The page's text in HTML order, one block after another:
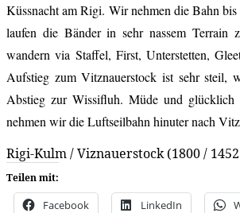
Küssnacht am Rigi. Wir nehmen die Bahn
laufen die Bänder in sehr nassem
wandern via Staffel, First, Unterstetten,
Aufstieg zum Vitznauerstock ist sehr steil,
Abstieg zur Wissifluh. Müde und glücklich
nehmen wir die Luftseilbahn hinuter nach
Rigi-Kulm / Viznauerstock (1800 /
Teilen mit:
Facebook LinkedIn